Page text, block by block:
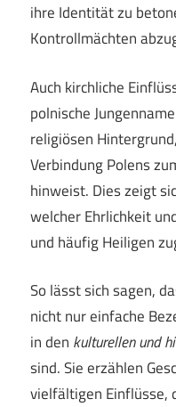
ihre Identität zu
Kontrollmächten
Auch kirchliche
polnische
religiösen
Verbindung Polens
hinweist. Dies zeigt
welcher Ehrlichkeit
und häufig Heiligen
So lässt sich sagen,
nicht nur einfache
in den kulturellen und
sind. Sie erzählen
vielfältigen Einflüsse,